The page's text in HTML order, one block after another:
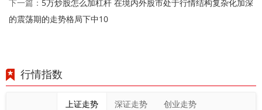
下一篇： 5万炒股怎么加杠杆 在境内外股市处于行情结构复杂化加深
的震荡期的走势格局下中10
行情指数
上证走势 深证走势 创业走势